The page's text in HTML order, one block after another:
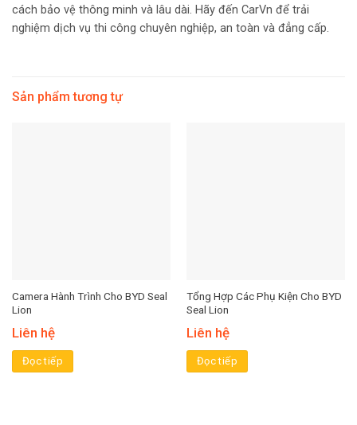
cách bảo vệ thông minh và lâu dài. Hãy đến CarVn để trải
nghiệm dịch vụ thi công chuyên nghiệp, an toàn và đẳng cấp.
Sản phẩm tương tự
Camera Hành Trình Cho BYD Seal
Lion
Liên hệ
Đọc tiếp
Tổng Hợp Các Phụ Kiện Cho BYD
Seal Lion
Liên hệ
Đọc tiếp